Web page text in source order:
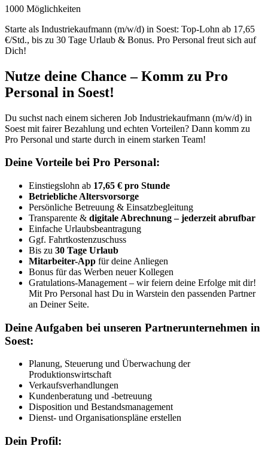
1000 Möglichkeiten
Starte als Industriekaufmann (m/w/d) in Soest: Top-Lohn ab 17,65
€/Std., bis zu 30 Tage Urlaub & Bonus. Pro Personal freut sich auf
Dich!
Nutze deine Chance – Komm zu Pro
Personal in Soest!
Du suchst nach einem sicheren Job Industriekaufmann (m/w/d) in
Soest mit fairer Bezahlung und echten Vorteilen? Dann komm zu
Pro Personal und starte durch in einem starken Team!
Deine Vorteile bei Pro Personal:
Einstiegslohn ab 17,65 € pro Stunde
Betriebliche Altersvorsorge
Persönliche Betreuung & Einsatzbegleitung
Transparente & digitale Abrechnung – jederzeit abrufbar
Einfache Urlaubsbeantragung
Ggf. Fahrtkostenzuschuss
Bis zu 30 Tage Urlaub
Mitarbeiter-App für deine Anliegen
Bonus für das Werben neuer Kollegen
Gratulations-Management – wir feiern deine Erfolge mit dir!
Mit Pro Personal hast Du in Warstein den passenden Partner
an Deiner Seite.
Deine Aufgaben bei unseren Partnerunternehmen in
Soest:
Planung, Steuerung und Überwachung der
Produktionswirtschaft
Verkaufsverhandlungen
Kundenberatung und -betreuung
Disposition und Bestandsmanagement
Dienst- und Organisationspläne erstellen
Dein Profil: